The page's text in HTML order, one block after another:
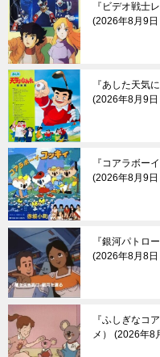
『ビデオ戦士
2026年8月9
『あした天気
2026年8月9
『コアラボー
2026年8月9
『銀河パトロ
2026年8月8
『ふしぎなコ
メ）
2026年8